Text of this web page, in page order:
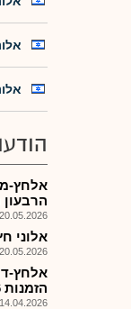
אלחץ-
הרבעון
20.05.2026, 08:25
אלוני חץ -
20.05.2026, 08:25
אלחץ-
הזמנות 15.4.26
14.04.2026, 17:57